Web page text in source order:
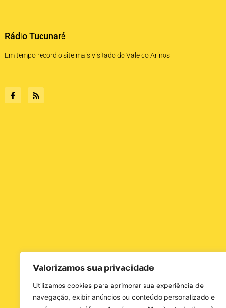
Valorizamos sua privacidade
Utilizamos cookies para aprimorar sua experiência de
navegação, exibir anúncios ou conteúdo personalizado e
Rádio Tucunaré
Em tempo record o site mais visitado do Vale do Arinos